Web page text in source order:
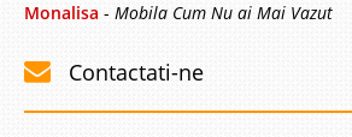
Monalisa - Mobila Cum Nu ai Mai Vazut
Contactati-ne